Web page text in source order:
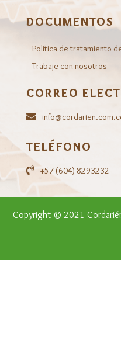
DOCUMENTOS
Política de tratamiento
Trabaje con nosotros
CORREO
TELÉFONO
+57 (604) 8293232
Copyright © 2021